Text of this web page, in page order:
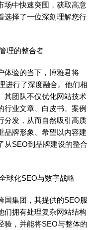
场中快速突围，获取高意
选择了一位深刻理解您行
理的整合者
体验的当下，博雅君将
进行了深度融合。他们相
其团队不仅优化网站技术
行业文章、白皮书、案例
分发，从而自然吸引高质
品牌形象、希望以内容建
从SEO到品牌建设的整合
球化SEO与数字战略
国集团，其提供的SEO服
们拥有处理复杂网站结构
验，并能将SEO与整体的